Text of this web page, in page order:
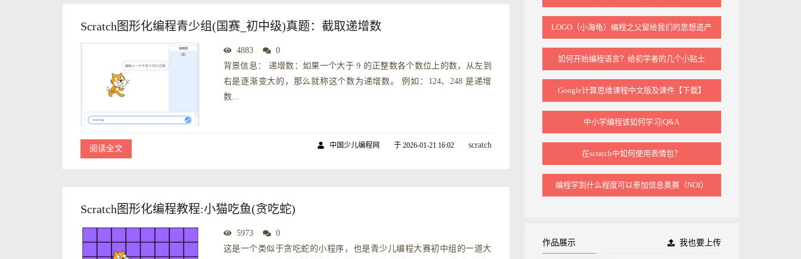
Scratch图形化编程青少组(国赛_初中级)真题：截取递增数
4883
0
背景信息： 递增数：如果一个大于 9 的正整数各个数位上的数，从左到
右是逐渐变大的，那么就称这个数为递增数。 例如：124、248 是递增
数...
阅读全文 中国少儿编程网 于 2026-01-21 16:02 scratch
Scratch图形化编程教程:小猫吃鱼(贪吃蛇)
5973
0
这是一个类似于贪吃蛇的小程序，也是青少儿编程大赛初中组的一道大
LOGO（小海龟）编程之父留给我们的思想遗产
如何开始编程语言？给初学者的几个小贴士
Google计算思维课程中文版及课件【下载】
中小学编程该如何学习|Q&A
在scratch中如何使用表情包？
编程学到什么程度可以参加信息奥赛（NOI）
作品展示 我也要上传